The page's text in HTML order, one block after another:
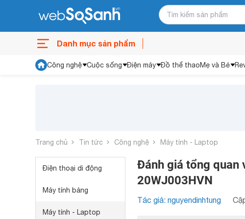
Danh mục sản phẩm
Công nghệ Cuộc sống Điện máy Đồ thể thaoMẹ và Bé
Trang chủ Tin tức Công nghệ Máy tính - Laptop
Điện thoại di động
Máy tính bảng
Máy tính - Laptop
Đánh giá tổng quan
20WJ003HVN
Tác giả: nguyendinhtung